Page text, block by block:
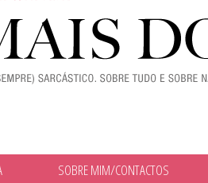
SOBRE MIM/CONTACTOS